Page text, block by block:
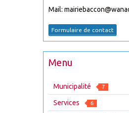
Mail:
Formulaire de contact
Menu
Municipalité 7
Services 6